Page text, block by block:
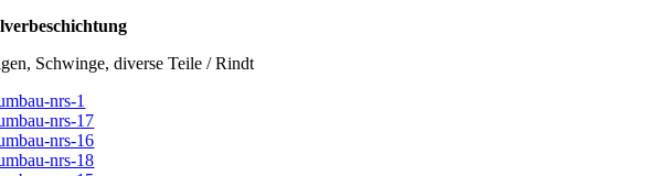
Schwinge, diverse Teile / Rindt